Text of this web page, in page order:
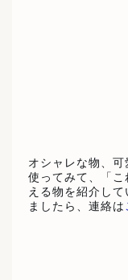
オシャレな物、
使ってみて、「
える物を紹介し
ましたら、連絡は